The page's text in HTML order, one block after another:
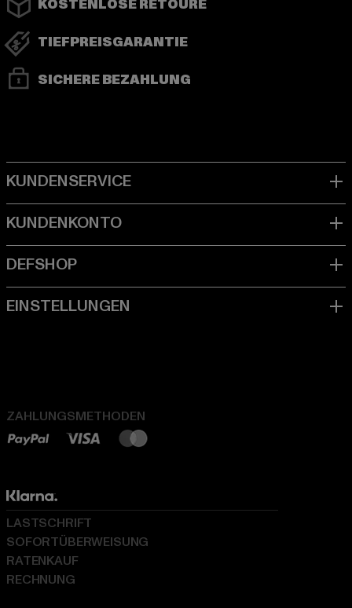
KOSTENLOSE RETOURE
TIEFPREISGARANTIE
SICHERE BEZAHLUNG
ZAHLUNGSMETHODEN
LASTSCHRIFT
SOFORTÜBERWEISUNG
RATENKAUF
RECHNUNG